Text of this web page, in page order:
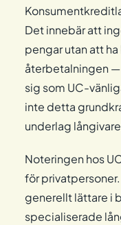
Det innebär att
pengar utan att
återbetalningen
sig som UC-
inte detta
underlag
Noteringen hos
för
generellt lättare i
specialiserade